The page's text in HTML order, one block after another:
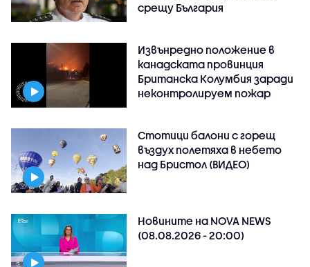
срещу България
Извънредно положение в
канадската провинция
Британска Колумбия заради
неконтролируем пожар
Стотици балони с горещ
въздух полетяха в небето
над Бристол (ВИДЕО)
Новините на NOVA NEWS
(08.08.2026 - 20:00)